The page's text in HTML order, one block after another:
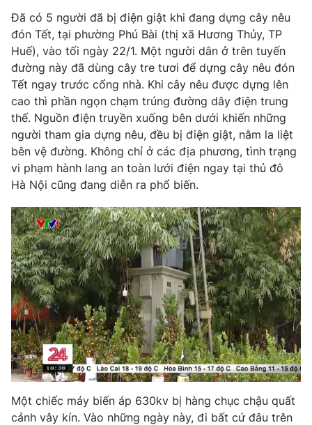
Câu chuyện quốc tế
Thị trường
Góc doanh nghiệp
Dữ liệu và đời sống
Truyền hình
Phim VTV
Hậu trường
Nhân vật
Khán giả
Giải trí
Điện ảnh
Âm nhạc
Sao
Đời sống
Du lịch
Làm đẹp
Chất lượng cuộc sống
Giáo dục
Tuyển sinh
Học trực tuyến
Công nghệ
Hitech Công nghệ tương lai
Sản phẩm
Thị trường
Tư vấn
Giao lưu trực tuyến
Lịch phát sóng
Chuyên mục khác
Emagazine Podcast
Photo Infographic
Đã có 5 người đã bị điện giật khi đang dựng cây nêu
đón Tết, tại phường Phú Bài (thị xã Hương Thủy, TP
Huế), vào tối ngày 22/1. Một người dân ở trên tuyến
đường này đã dùng cây tre tươi để dựng cây nêu đón
Tết ngay trước cổng nhà. Khi cây nêu được dựng lên
cao thì phần ngọn chạm trúng đường dây điện trung
thế. Nguồn điện truyền xuống bên dưới khiến những
người tham gia dựng nêu, đều bị điện giật, nằm la liệt
bên vệ đường. Không chỉ ở các địa phương, tình trạng
vi phạm hành lang an toàn lưới điện ngay tại thủ đô
Hà Nội cũng đang diễn ra phổ biến.
Một chiếc máy biến áp 630kv bị hàng chục chậu quất
cảnh vây kín. Vào những ngày này, đi bất cứ đâu trên